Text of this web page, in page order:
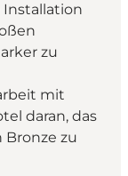
Installation
zu
mit
daran, das
zu